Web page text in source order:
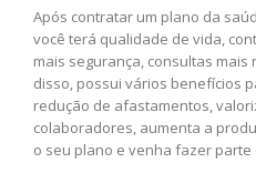
Após contratar um plano da
você terá qualidade de vida,
mais segurança, consultas
disso, possui vários benefícios
redução de afastamentos,
colaboradores, aumenta a
o seu plano e venha fazer parte